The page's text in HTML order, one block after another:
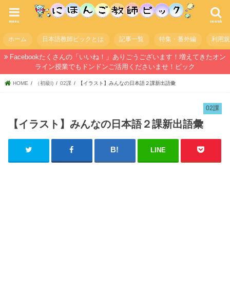
search
menu
ホーム 日本語教師ピックとは 記事一覧 特集・番外編 利用
Facebookたくさんの「いいね！」ありごうございます！増えてきたオン
ライン授業でもドンドンご活用くださいませ！ピック
HOME （初級I) 02課 【イラスト】みんなの日本語２課新出語彙
02課
【イラスト】みんなの日本語２課新出語彙
LINE